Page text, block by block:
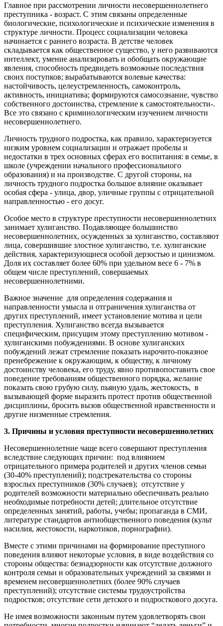
Главное при рассмотрении личности несовершеннолетнего
преступника - возраст. С этим связаны определенные
биологические, психологические и психические изменения в
структуре личности. Процесс социализации человека
начинается с раннего возраста. В детстве человек
складывается как общественное существо, у него развиваются
интеллект, умение анализировать и обобщать окружающие
явления, способность предвидеть возможные последствия
своих поступков; вырабатываются волевые качества:
настойчивость, целеустремленность, самоконтроль,
активность, инициатива; формируются самосознание, чувство
собственного достоинства, стремление к самостоятельности-.
Все это связано с криминологическим изучением личности
несовершеннолетнего.
Личность трудного подростка, как правило, характеризуется
низким уровнем социализации и отражает пробелы и
недостатки в трех основных сферах его воспитания: в семье, в
школе (учреждении начального профессионального
образования) и на производстве. С другой стороны, на
личность трудного подростка большое влияние оказывает
особая сфера - улица, двор, уличные группы с отрицательной
направленностью - его досуг.
Особое место в структуре преступности несовершеннолетних
занимает хулиганство. Подавляющее большинство
несовершеннолетних, осужденных за хулиганство, составляют
лица, совершившие злостное хулиганство, т.е. хулиганские
действия, характеризующиеся особой дерзостью и цинизмом.
Доля их составляет более 60% при удельном весе 6 - 7% в
общем числе преступлений, совершаемых
несовершеннолетними.
Важное значение для определения содержания и
направленности умысла и отграничения хулиганства от
других преступлений, имеет установление мотива и цели
преступления. Хулиганство всегда вызывается
специфическим, присущим этому преступлению мотивом -
хулиганскими побуждениями. В основе хулиганских
побуждений лежат стремление показать нарочито-показное
пренебрежение к окружающим, к обществу, к личному
достоинству человека, его труду, явно противопоставить свое
поведение требованиям общественного порядка, желание
показать свою грубую силу, пьяную удаль, жестокость, в
вызывающей форме выразить протест против общественной
дисциплины, бросить вызов общественной нравственности и
другие низменные стремления.
3. Причины и условия преступности несовершеннолетних
Несовершеннолетние чаще всего совершают преступления
вследствие следующих причин: под влиянием
отрицательного примера родителей и других членов семьи
(30-40% преступлений); подстрекательства со стороны
взрослых преступников (30% случаев); отсутствие у
родителей возможности материально обеспечивать реально
необходимые потребности детей; длительное отсутствие
определенных занятий, работы, учебы; пропаганда в СМИ,
литературе стандартов антиобщественного поведения (культ
насилия, жестокости, наркотиков, порнографии).
Вместе с этими причинами на формирование преступного
поведения влияют некоторые условия, в виде воздействия со
стороны общества: безнадзорности как отсутствие должного
контроля семьи и образовательных учреждений за связями и
временем несовершеннолетних (более 90% случаев
преступлений); отсутствие системы трудоустройства
подростков; отсутствие сети детского и подросткового досуга.
Не имея возможности законным путем удовлетворять свои